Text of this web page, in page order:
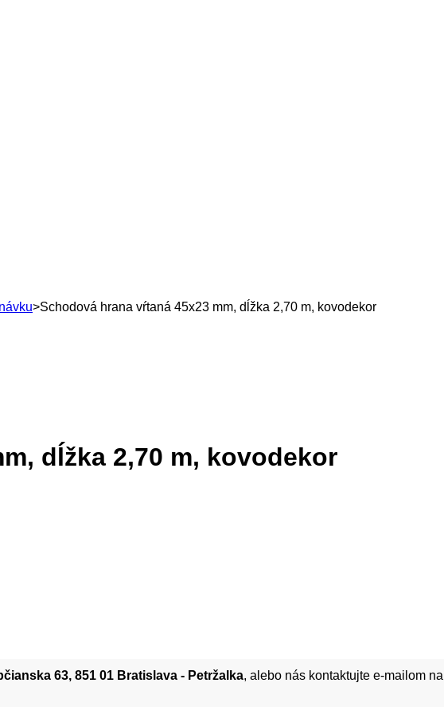
>Schodová hrana vŕtaná 45x23 mm, dĺžka 2,70 m, kovodekor
dĺžka 2,70 m, kovodekor
63, 851 01 Bratislava - Petržalka, alebo nás kontaktujte e-mailom na